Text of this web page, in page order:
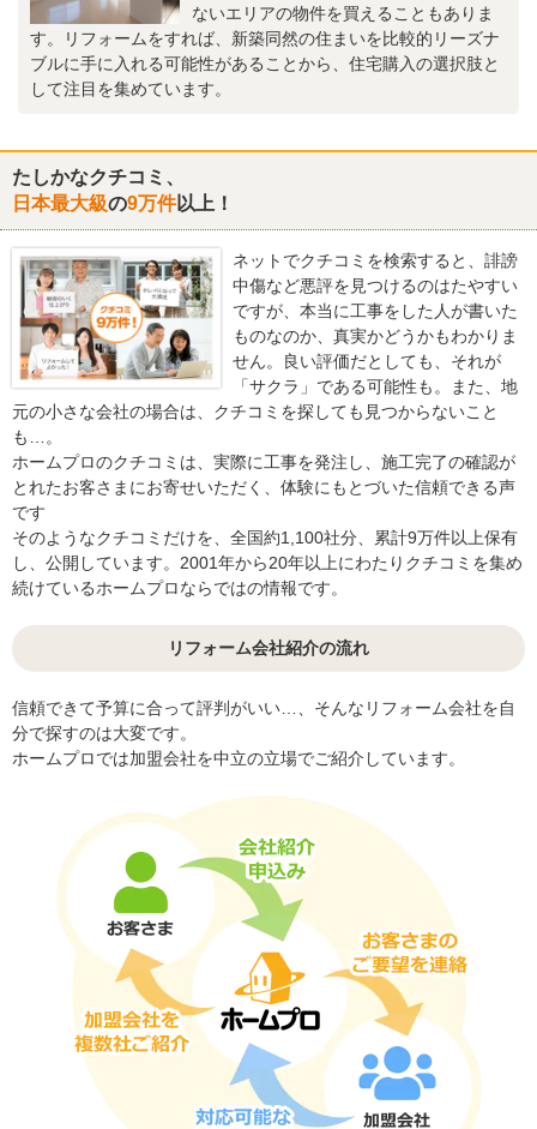
ないエリアの物件を買えることもありま
す。リフォームをすれば、新築同然の住まいを比較的リーズナ
ブルに手に入れる可能性があることから、住宅購入の選択肢と
して注目を集めています。
たしかなクチコミ、
日本最大級の9万件以上！
ネットでクチコミを検索すると、誹謗
中傷など悪評を見つけるのはたやすい
ですが、本当に工事をした人が書いた
ものなのか、真実かどうかもわかりま
せん。良い評価だとしても、それが
「サクラ」である可能性も。また、地
元の小さな会社の場合は、クチコミを探しても見つからないこと
も…。
ホームプロのクチコミは、実際に工事を発注し、施工完了の確認が
とれたお客さまにお寄せいただく、体験にもとづいた信頼できる声
です
そのようなクチコミだけを、全国約1,100社分、累計9万件以上保有
し、公開しています。2001年から20年以上にわたりクチコミを集め
続けているホームプロならではの情報です。
リフォーム会社紹介の流れ
信頼できて予算に合って評判がいい…、そんなリフォーム会社を自
分で探すのは大変です。
ホームプロでは加盟会社を中立の立場でご紹介しています。